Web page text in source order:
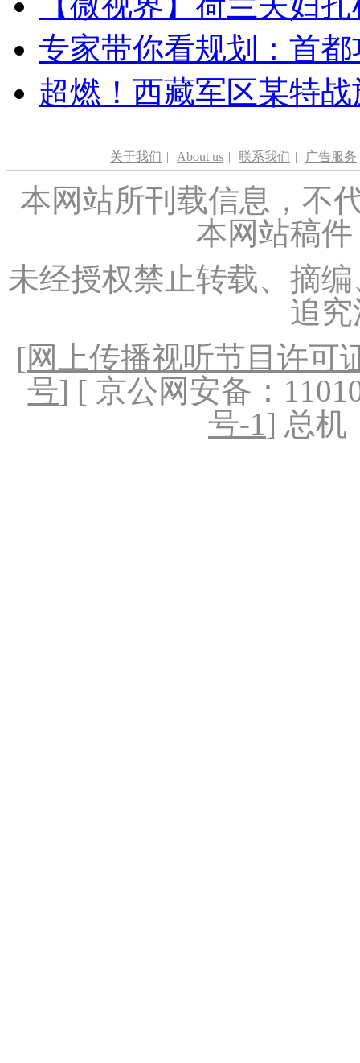
专家带你看规划：首
超燃！西藏军区某特
关于我们 | About us | 联系我们 | 广告服务
本网站所刊载信息，不
本网站稿
未经授权禁止转载、摘
追
[网上传播视听节目许可
号] [ 京公网安备：
号-1] 总机